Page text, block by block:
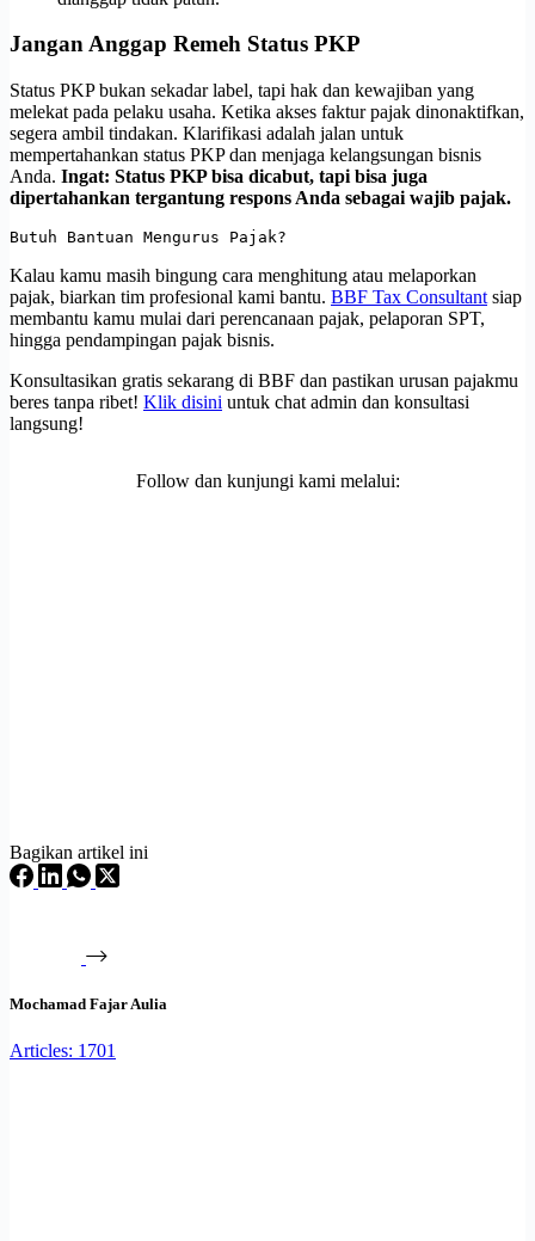
Jangan Anggap Remeh Status PKP
Status PKP bukan sekadar label, tapi hak dan kewajiban yang
melekat pada pelaku usaha. Ketika akses faktur pajak dinonaktifkan,
segera ambil tindakan. Klarifikasi adalah jalan untuk
mempertahankan status PKP dan menjaga kelangsungan bisnis
Anda. Ingat: Status PKP bisa dicabut, tapi bisa juga
dipertahankan tergantung respons Anda sebagai wajib pajak.
Butuh Bantuan Mengurus Pajak?
Kalau kamu masih bingung cara menghitung atau melaporkan
pajak, biarkan tim profesional kami bantu. BBF Tax Consultant siap
membantu kamu mulai dari perencanaan pajak, pelaporan SPT,
hingga pendampingan pajak bisnis.
Konsultasikan gratis sekarang di BBF dan pastikan urusan pajakmu
beres tanpa ribet! Klik disini untuk chat admin dan konsultasi
langsung!
Follow dan kunjungi kami melalui:
Bagikan artikel ini
Mochamad Fajar Aulia
Articles: 1701